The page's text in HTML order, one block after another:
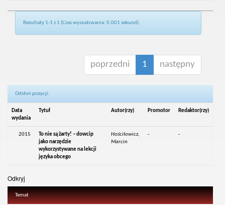
Rezultaty 1-1 z 1 (Czas wyszukiwania: 0.001 sekund).
poprzedni 1 następny
Odsłon pozycji:
Data
wydania
Tytuł Autor(rzy) Promotor Redaktor(rzy)
2015
To nie są żarty! – dowcip
jako narzędzie
wykorzystywane na lekcji
języka obcego
Hościłowicz,
Marcin
- -
Odkryj
Temat